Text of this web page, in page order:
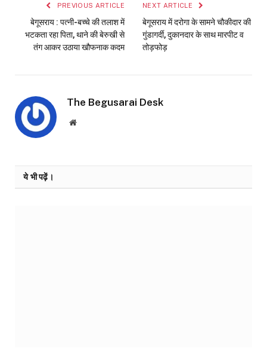
PREVIOUS ARTICLE
बेगूसराय : पत्नी-बच्चे की तलाश में
भटकता रहा पिता, थाने की बेरुखी से
तंग आकर उठाया खौफनाक कदम
NEXT ARTICLE
बेगूसराय में दरोगा के सामने चौकीदार की
गुंडागर्दी, दुकानदार के साथ मारपीट व
तोड़फोड़
The Begusarai Desk
Website
ये भी पढ़ें।